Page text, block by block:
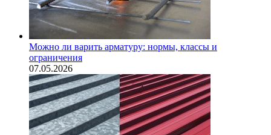
Можно ли варить арматуру: нормы, классы и
ограничения
07.05.2026